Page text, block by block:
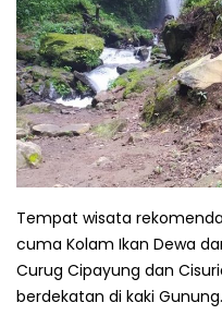
Tempat wisata
cuma Kolam Ikan Dewa
Curug Cipayung dan
berdekatan di kaki